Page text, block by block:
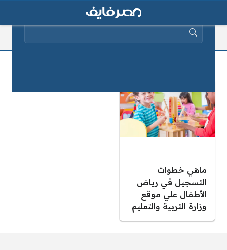
ماهي خطوات
التسجيل في رياض
الأطفال علي موقع
وزارة التربية والتعليم
البحث عن: